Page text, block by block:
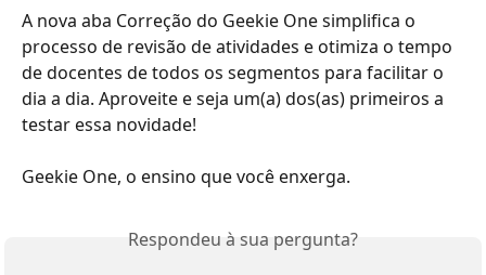
A nova aba Correção do Geekie One simplifica o
processo de revisão de atividades e otimiza o tempo
de docentes de todos os segmentos para facilitar o
dia a dia. Aproveite e seja um(a) dos(as) primeiros a
testar essa novidade!
Geekie One, o ensino que você enxerga.
Respondeu à sua pergunta?